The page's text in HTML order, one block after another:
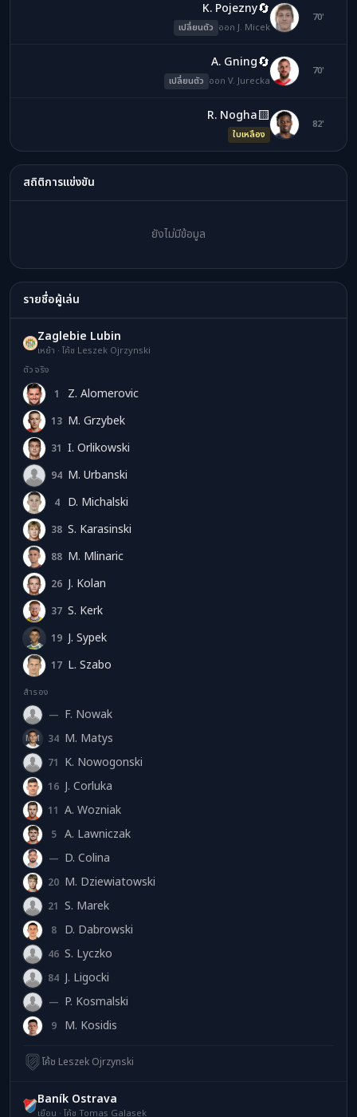
70'
JM
K. Pojezny🔄
เปลี่ยนตัว ออก J. Micek
70'
VJ
A. Gning🔄
เปลี่ยนตัว ออก V. Jurecka
82'
RN
R. Nogha🟨
ใบเหลือง
สถิติการแข่งขัน
ยังไม่มีข้อมูล
รายชื่อผู้เล่น
Zaglebie Lubin
เหย้า · โค้ช Leszek Ojrzynski
ตัวจริง
ZA 1 Z. Alomerovic
MG 13 M. Grzybek
IO 31 I. Orlikowski
MU 94 M. Urbanski
DM 4 D. Michalski
SK 38 S. Karasinski
MM 88 M. Mlinaric
JK 26 J. Kolan
SK 37 S. Kerk
JS 19 J. Sypek
LS 17 L. Szabo
สำรอง
FN — F. Nowak
MM 34 M. Matys
KN 71 K. Nowogonski
JC 16 J. Corluka
AW 11 A. Wozniak
AL 5 A. Lawniczak
DC — D. Colina
MD 20 M. Dziewiatowski
SM 21 S. Marek
DD 8 D. Dabrowski
SL 46 S. Lyczko
JL 84 J. Ligocki
PK — P. Kosmalski
MK 9 M. Kosidis
โค้ช Leszek Ojrzynski
Baník Ostrava
เยือน · โค้ช Tomas Galasek